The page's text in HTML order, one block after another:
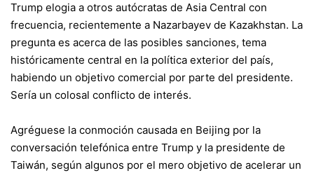
Trump elogia a otros autócratas de Asia Central con
frecuencia, recientemente a Nazarbayev de Kazakhstan. La
pregunta es acerca de las posibles sanciones, tema
históricamente central en la política exterior del país,
habiendo un objetivo comercial por parte del presidente.
Sería un colosal conflicto de interés.
Agréguese la conmoción causada en Beijing por la
conversación telefónica entre Trump y la presidente de
Taiwán, según algunos por el mero objetivo de acelerar un